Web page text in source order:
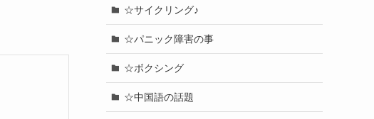
☆サイクリング♪
☆パニック障害の事
☆ボクシング
☆中国語の話題